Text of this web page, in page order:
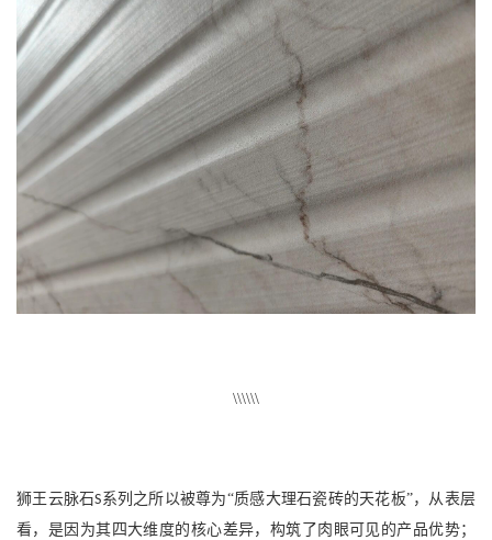
\\\\\\
狮王云脉石S系列之所以被尊为“质感大理石瓷砖的天花板”，从表层
看，是因为其四大维度的核心差异，构筑了肉眼可见的产品优势；